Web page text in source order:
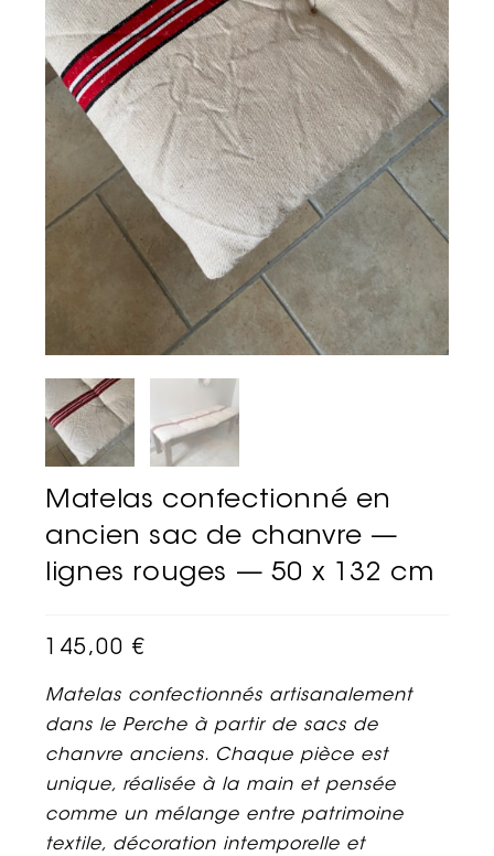
Matelas confectionné en
ancien sac de chanvre —
lignes rouges — 50 x 132 cm
145,00€
Matelas confectionnés artisanalement
dans le Perche à partir de sacs de
chanvre anciens. Chaque pièce est
unique, réalisée à la main et pensée
comme un mélange entre patrimoine
textile, décoration intemporelle et